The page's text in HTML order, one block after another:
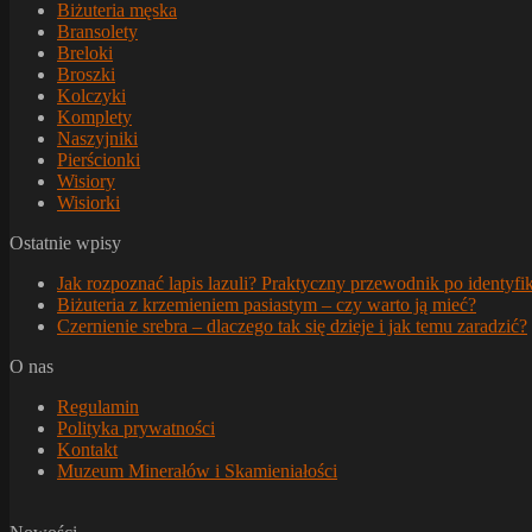
Biżuteria męska
Bransolety
Breloki
Broszki
Kolczyki
Komplety
Naszyjniki
Pierścionki
Wisiory
Wisiorki
Ostatnie wpisy
Jak rozpoznać lapis lazuli? Praktyczny przewodnik po
Biżuteria z krzemieniem pasiastym – czy warto ją mieć?
Czernienie srebra – dlaczego tak się dzieje i jak temu zaradzić?
O nas
Regulamin
Polityka prywatności
Kontakt
Muzeum Minerałów i Skamieniałości